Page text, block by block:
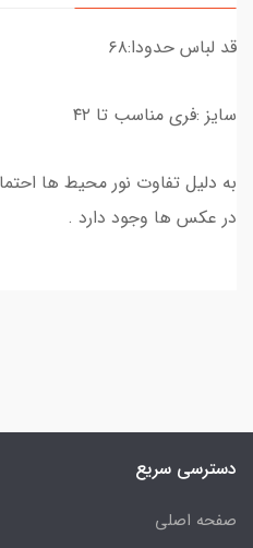
قد لباس حدودا:۶۸
سایز :فری مناسب تا ۴۲
به دلیل تفاوت نور محیط ها
در عکس ها وجود دارد .
دسترسی سریع
صفحه اصلی